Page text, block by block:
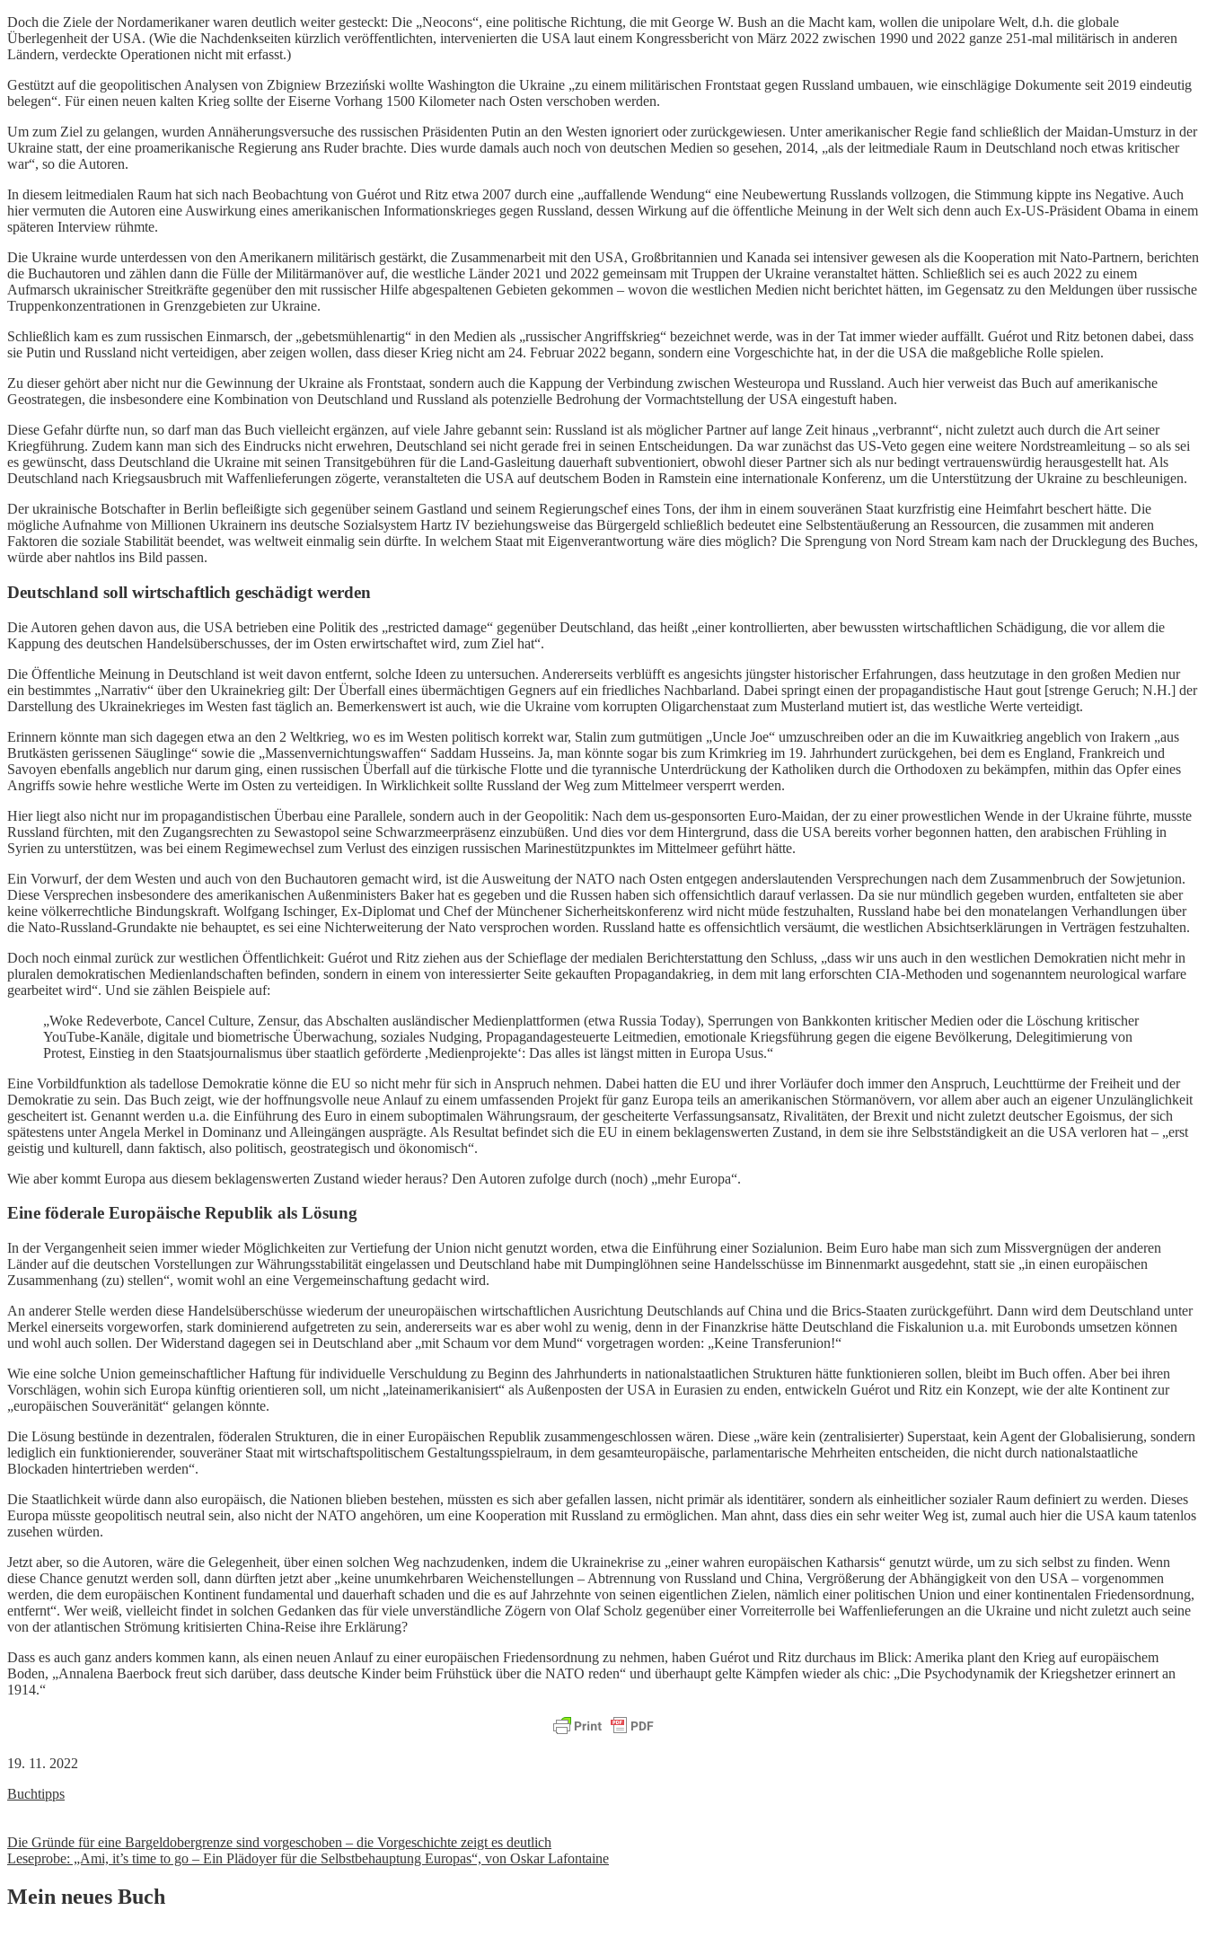
Doch die Ziele der Nordamerikaner waren deutlich weiter gesteckt: Die „Neocons“, eine politische Richtung, die mit George W. Bush an die Macht kam, wollen die unipolare Welt, d.h. die globale
Überlegenheit der USA. (Wie die Nachdenkseiten kürzlich veröffentlichten, intervenierten die USA laut einem Kongressbericht von März 2022 zwischen 1990 und 2022 ganze 251-mal militärisch in anderen
Ländern, verdeckte Operationen nicht mit erfasst.)
Gestützt auf die geopolitischen Analysen von Zbigniew Brzeziński wollte Washington die Ukraine „zu einem militärischen Frontstaat gegen Russland umbauen, wie einschlägige Dokumente seit 2019 eindeutig
belegen“. Für einen neuen kalten Krieg sollte der Eiserne Vorhang 1500 Kilometer nach Osten verschoben werden.
Um zum Ziel zu gelangen, wurden Annäherungsversuche des russischen Präsidenten Putin an den Westen ignoriert oder zurückgewiesen. Unter amerikanischer Regie fand schließlich der Maidan-Umsturz in der
Ukraine statt, der eine proamerikanische Regierung ans Ruder brachte. Dies wurde damals auch noch von deutschen Medien so gesehen, 2014, „als der leitmediale Raum in Deutschland noch etwas kritischer
war“, so die Autoren.
In diesem leitmedialen Raum hat sich nach Beobachtung von Guérot und Ritz etwa 2007 durch eine „auffallende Wendung“ eine Neubewertung Russlands vollzogen, die Stimmung kippte ins Negative. Auch
hier vermuten die Autoren eine Auswirkung eines amerikanischen Informationskrieges gegen Russland, dessen Wirkung auf die öffentliche Meinung in der Welt sich denn auch Ex-US-Präsident Obama in einem
späteren Interview rühmte.
Die Ukraine wurde unterdessen von den Amerikanern militärisch gestärkt, die Zusammenarbeit mit den USA, Großbritannien und Kanada sei intensiver gewesen als die Kooperation mit Nato-Partnern, berichten
die Buchautoren und zählen dann die Fülle der Militärmanöver auf, die westliche Länder 2021 und 2022 gemeinsam mit Truppen der Ukraine veranstaltet hätten. Schließlich sei es auch 2022 zu einem
Aufmarsch ukrainischer Streitkräfte gegenüber den mit russischer Hilfe abgespaltenen Gebieten gekommen – wovon die westlichen Medien nicht berichtet hätten, im Gegensatz zu den Meldungen über russische
Truppenkonzentrationen in Grenzgebieten zur Ukraine.
Schließlich kam es zum russischen Einmarsch, der „gebetsmühlenartig“ in den Medien als „russischer Angriffskrieg“ bezeichnet werde, was in der Tat immer wieder auffällt. Guérot und Ritz betonen dabei, dass
sie Putin und Russland nicht verteidigen, aber zeigen wollen, dass dieser Krieg nicht am 24. Februar 2022 begann, sondern eine Vorgeschichte hat, in der die USA die maßgebliche Rolle spielen.
Zu dieser gehört aber nicht nur die Gewinnung der Ukraine als Frontstaat, sondern auch die Kappung der Verbindung zwischen Westeuropa und Russland. Auch hier verweist das Buch auf amerikanische
Geostrategen, die insbesondere eine Kombination von Deutschland und Russland als potenzielle Bedrohung der Vormachtstellung der USA eingestuft haben.
Diese Gefahr dürfte nun, so darf man das Buch vielleicht ergänzen, auf viele Jahre gebannt sein: Russland ist als möglicher Partner auf lange Zeit hinaus „verbrannt“, nicht zuletzt auch durch die Art seiner
Kriegführung. Zudem kann man sich des Eindrucks nicht erwehren, Deutschland sei nicht gerade frei in seinen Entscheidungen. Da war zunächst das US-Veto gegen eine weitere Nordstreamleitung – so als sei
es gewünscht, dass Deutschland die Ukraine mit seinen Transitgebühren für die Land-Gasleitung dauerhaft subventioniert, obwohl dieser Partner sich als nur bedingt vertrauenswürdig herausgestellt hat. Als
Deutschland nach Kriegsausbruch mit Waffenlieferungen zögerte, veranstalteten die USA auf deutschem Boden in Ramstein eine internationale Konferenz, um die Unterstützung der Ukraine zu beschleunigen.
Der ukrainische Botschafter in Berlin befleißigte sich gegenüber seinem Gastland und seinem Regierungschef eines Tons, der ihm in einem souveränen Staat kurzfristig eine Heimfahrt beschert hätte. Die
mögliche Aufnahme von Millionen Ukrainern ins deutsche Sozialsystem Hartz IV beziehungsweise das Bürgergeld schließlich bedeutet eine Selbstentäußerung an Ressourcen, die zusammen mit anderen
Faktoren die soziale Stabilität beendet, was weltweit einmalig sein dürfte. In welchem Staat mit Eigenverantwortung wäre dies möglich? Die Sprengung von Nord Stream kam nach der Drucklegung des Buches,
würde aber nahtlos ins Bild passen.
Deutschland soll wirtschaftlich geschädigt werden
Die Autoren gehen davon aus, die USA betrieben eine Politik des „restricted damage“ gegenüber Deutschland, das heißt „einer kontrollierten, aber bewussten wirtschaftlichen Schädigung, die vor allem die
Kappung des deutschen Handelsüberschusses, der im Osten erwirtschaftet wird, zum Ziel hat“.
Die Öffentliche Meinung in Deutschland ist weit davon entfernt, solche Ideen zu untersuchen. Andererseits verblüfft es angesichts jüngster historischer Erfahrungen, dass heutzutage in den großen Medien nur
ein bestimmtes „Narrativ“ über den Ukrainekrieg gilt: Der Überfall eines übermächtigen Gegners auf ein friedliches Nachbarland. Dabei springt einen der propagandistische Haut gout [strenge Geruch; N.H.] der
Darstellung des Ukrainekrieges im Westen fast täglich an. Bemerkenswert ist auch, wie die Ukraine vom korrupten Oligarchenstaat zum Musterland mutiert ist, das westliche Werte verteidigt.
Erinnern könnte man sich dagegen etwa an den 2 Weltkrieg, wo es im Westen politisch korrekt war, Stalin zum gutmütigen „Uncle Joe“ umzuschreiben oder an die im Kuwaitkrieg angeblich von Irakern „aus
Brutkästen gerissenen Säuglinge“ sowie die „Massenvernichtungswaffen“ Saddam Husseins. Ja, man könnte sogar bis zum Krimkrieg im 19. Jahrhundert zurückgehen, bei dem es England, Frankreich und
Savoyen ebenfalls angeblich nur darum ging, einen russischen Überfall auf die türkische Flotte und die tyrannische Unterdrückung der Katholiken durch die Orthodoxen zu bekämpfen, mithin das Opfer eines
Angriffs sowie hehre westliche Werte im Osten zu verteidigen. In Wirklichkeit sollte Russland der Weg zum Mittelmeer versperrt werden.
Hier liegt also nicht nur im propagandistischen Überbau eine Parallele, sondern auch in der Geopolitik: Nach dem us-gesponsorten Euro-Maidan, der zu einer prowestlichen Wende in der Ukraine führte, musste
Russland fürchten, mit den Zugangsrechten zu Sewastopol seine Schwarzmeerpräsenz einzubüßen. Und dies vor dem Hintergrund, dass die USA bereits vorher begonnen hatten, den arabischen Frühling in
Syrien zu unterstützen, was bei einem Regimewechsel zum Verlust des einzigen russischen Marinestützpunktes im Mittelmeer geführt hätte.
Ein Vorwurf, der dem Westen und auch von den Buchautoren gemacht wird, ist die Ausweitung der NATO nach Osten entgegen anderslautenden Versprechungen nach dem Zusammenbruch der Sowjetunion.
Diese Versprechen insbesondere des amerikanischen Außenministers Baker hat es gegeben und die Russen haben sich offensichtlich darauf verlassen. Da sie nur mündlich gegeben wurden, entfalteten sie aber
keine völkerrechtliche Bindungskraft. Wolfgang Ischinger, Ex-Diplomat und Chef der Münchener Sicherheitskonferenz wird nicht müde festzuhalten, Russland habe bei den monatelangen Verhandlungen über
die Nato-Russland-Grundakte nie behauptet, es sei eine Nichterweiterung der Nato versprochen worden. Russland hatte es offensichtlich versäumt, die westlichen Absichtserklärungen in Verträgen festzuhalten.
Doch noch einmal zurück zur westlichen Öffentlichkeit: Guérot und Ritz ziehen aus der Schieflage der medialen Berichterstattung den Schluss, „dass wir uns auch in den westlichen Demokratien nicht mehr in
pluralen demokratischen Medienlandschaften befinden, sondern in einem von interessierter Seite gekauften Propagandakrieg, in dem mit lang erforschten CIA-Methoden und sogenanntem neurological warfare
gearbeitet wird“. Und sie zählen Beispiele auf:
„Woke Redeverbote, Cancel Culture, Zensur, das Abschalten ausländischer Medienplattformen (etwa Russia Today), Sperrungen von Bankkonten kritischer Medien oder die Löschung kritischer
YouTube-Kanäle, digitale und biometrische Überwachung, soziales Nudging, Propagandagesteuerte Leitmedien, emotionale Kriegsführung gegen die eigene Bevölkerung, Delegitimierung von
Protest, Einstieg in den Staatsjournalismus über staatlich geförderte ,Medienprojekte‘: Das alles ist längst mitten in Europa Usus.“
Eine Vorbildfunktion als tadellose Demokratie könne die EU so nicht mehr für sich in Anspruch nehmen. Dabei hatten die EU und ihrer Vorläufer doch immer den Anspruch, Leuchttürme der Freiheit und der
Demokratie zu sein. Das Buch zeigt, wie der hoffnungsvolle neue Anlauf zu einem umfassenden Projekt für ganz Europa teils an amerikanischen Störmanövern, vor allem aber auch an eigener Unzulänglichkeit
gescheitert ist. Genannt werden u.a. die Einführung des Euro in einem suboptimalen Währungsraum, der gescheiterte Verfassungsansatz, Rivalitäten, der Brexit und nicht zuletzt deutscher Egoismus, der sich
spätestens unter Angela Merkel in Dominanz und Alleingängen ausprägte. Als Resultat befindet sich die EU in einem beklagenswerten Zustand, in dem sie ihre Selbstständigkeit an die USA verloren hat – „erst
geistig und kulturell, dann faktisch, also politisch, geostrategisch und ökonomisch“.
Wie aber kommt Europa aus diesem beklagenswerten Zustand wieder heraus? Den Autoren zufolge durch (noch) „mehr Europa“.
Eine föderale Europäische Republik als Lösung
In der Vergangenheit seien immer wieder Möglichkeiten zur Vertiefung der Union nicht genutzt worden, etwa die Einführung einer Sozialunion. Beim Euro habe man sich zum Missvergnügen der anderen
Länder auf die deutschen Vorstellungen zur Währungsstabilität eingelassen und Deutschland habe mit Dumpinglöhnen seine Handelsschüsse im Binnenmarkt ausgedehnt, statt sie „in einen europäischen
Zusammenhang (zu) stellen“, womit wohl an eine Vergemeinschaftung gedacht wird.
An anderer Stelle werden diese Handelsüberschüsse wiederum der uneuropäischen wirtschaftlichen Ausrichtung Deutschlands auf China und die Brics-Staaten zurückgeführt. Dann wird dem Deutschland unter
Merkel einerseits vorgeworfen, stark dominierend aufgetreten zu sein, andererseits war es aber wohl zu wenig, denn in der Finanzkrise hätte Deutschland die Fiskalunion u.a. mit Eurobonds umsetzen können
und wohl auch sollen. Der Widerstand dagegen sei in Deutschland aber „mit Schaum vor dem Mund“ vorgetragen worden: „Keine Transferunion!“
Wie eine solche Union gemeinschaftlicher Haftung für individuelle Verschuldung zu Beginn des Jahrhunderts in nationalstaatlichen Strukturen hätte funktionieren sollen, bleibt im Buch offen. Aber bei ihren
Vorschlägen, wohin sich Europa künftig orientieren soll, um nicht „lateinamerikanisiert“ als Außenposten der USA in Eurasien zu enden, entwickeln Guérot und Ritz ein Konzept, wie der alte Kontinent zur
„europäischen Souveränität“ gelangen könnte.
Die Lösung bestünde in dezentralen, föderalen Strukturen, die in einer Europäischen Republik zusammengeschlossen wären. Diese „wäre kein (zentralisierter) Superstaat, kein Agent der Globalisierung, sondern
lediglich ein funktionierender, souveräner Staat mit wirtschaftspolitischem Gestaltungsspielraum, in dem gesamteuropäische, parlamentarische Mehrheiten entscheiden, die nicht durch nationalstaatliche
Blockaden hintertrieben werden“.
Die Staatlichkeit würde dann also europäisch, die Nationen blieben bestehen, müssten es sich aber gefallen lassen, nicht primär als identitärer, sondern als einheitlicher sozialer Raum definiert zu werden. Dieses
Europa müsste geopolitisch neutral sein, also nicht der NATO angehören, um eine Kooperation mit Russland zu ermöglichen. Man ahnt, dass dies ein sehr weiter Weg ist, zumal auch hier die USA kaum tatenlos
zusehen würden.
Jetzt aber, so die Autoren, wäre die Gelegenheit, über einen solchen Weg nachzudenken, indem die Ukrainekrise zu „einer wahren europäischen Katharsis“ genutzt würde, um zu sich selbst zu finden. Wenn
diese Chance genutzt werden soll, dann dürften jetzt aber „keine unumkehrbaren Weichenstellungen – Abtrennung von Russland und China, Vergrößerung der Abhängigkeit von den USA – vorgenommen
werden, die dem europäischen Kontinent fundamental und dauerhaft schaden und die es auf Jahrzehnte von seinen eigentlichen Zielen, nämlich einer politischen Union und einer kontinentalen Friedensordnung,
entfernt“. Wer weiß, vielleicht findet in solchen Gedanken das für viele unverständliche Zögern von Olaf Scholz gegenüber einer Vorreiterrolle bei Waffenlieferungen an die Ukraine und nicht zuletzt auch seine
von der atlantischen Strömung kritisierten China-Reise ihre Erklärung?
Dass es auch ganz anders kommen kann, als einen neuen Anlauf zu einer europäischen Friedensordnung zu nehmen, haben Guérot und Ritz durchaus im Blick: Amerika plant den Krieg auf europäischem
Boden, „Annalena Baerbock freut sich darüber, dass deutsche Kinder beim Frühstück über die NATO reden“ und überhaupt gelte Kämpfen wieder als chic: „Die Psychodynamik der Kriegshetzer erinnert an
1914.“
19. 11. 2022
Buchtipps
Beitrags-
Navigation
Die Gründe für eine Bargeldobergrenze sind vorgeschoben – die Vorgeschichte zeigt es deutlich
Leseprobe: „Ami, it’s time to go – Ein Plädoyer für die Selbstbehauptung Europas“, von Oskar Lafontaine
Mein neues Buch